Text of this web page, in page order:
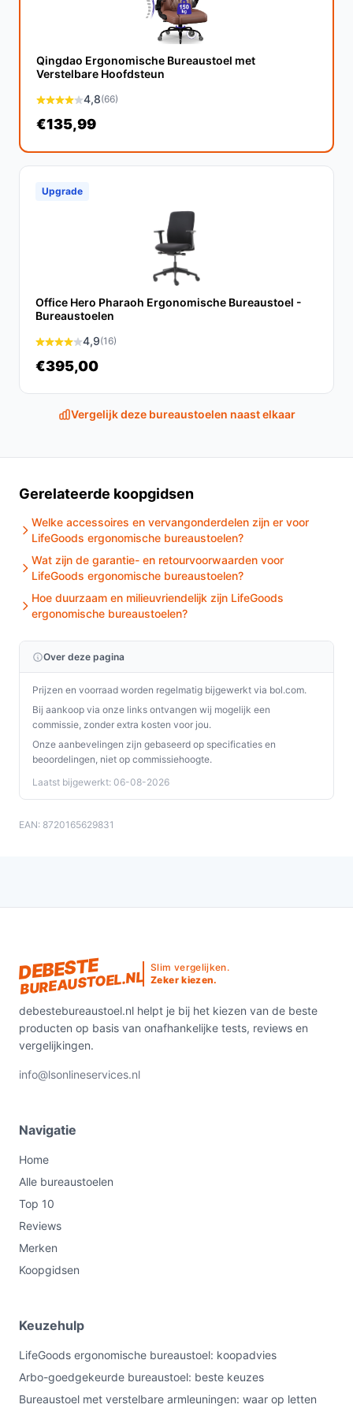
onderscheiden deze stoel van standaard modellen,
bovendien biedt het een betere ondersteuning voor een
Conclusie
De Nancy's Luxe Bureaustoel combineert elegantie met
comfort, waardoor het een uitstekende keuze is voor
zowel thuis als op kantoor. Kies voor stijl en
functionaliteit met deze prachtige bureaustoel!
Ontdek alle specificaties en vergelijk prijzen op
debestebureaustoel.nl. Kies bewust wat perfect past
Qingdao Ergonomische Bureaustoel met
Verstelbare Hoofdsteun
4,8(66)
€135,99
Upgrade
Office Hero Pharaoh Ergonomische Bureaustoel -
Bureaustoelen
4,9(16)
€395,00
Vergelijk deze bureaustoelen naast elkaar
Gerelateerde koopgidsen
Welke accessoires en vervangonderdelen zijn er voor
LifeGoods ergonomische bureaustoelen?
Wat zijn de garantie- en retourvoorwaarden voor
LifeGoods ergonomische bureaustoelen?
Hoe duurzaam en milieuvriendelijk zijn LifeGoods
ergonomische bureaustoelen?
Over deze pagina
Prijzen en voorraad worden regelmatig bijgewerkt via bol.com.
Bij aankoop via onze links ontvangen wij mogelijk een
commissie, zonder extra kosten voor jou.
Onze aanbevelingen zijn gebaseerd op specificaties en
beoordelingen, niet op commissiehoogte.
Laatst bijgewerkt: 06-08-2026
EAN: 8720165629831
DEBESTE
BUREAUSTOEL.NL
Slim vergelijken.
Zeker kiezen.
debestebureaustoel.nl helpt je bij het kiezen van de beste
producten op basis van onafhankelijke tests, reviews en
vergelijkingen.
info@lsonlineservices.nl
Navigatie
Home
Alle bureaustoelen
Top 10
Reviews
Merken
Koopgidsen
Keuzehulp
LifeGoods ergonomische bureaustoel: koopadvies
Arbo-goedgekeurde bureaustoel: beste keuzes
Bureaustoel met verstelbare armleuningen: waar op letten